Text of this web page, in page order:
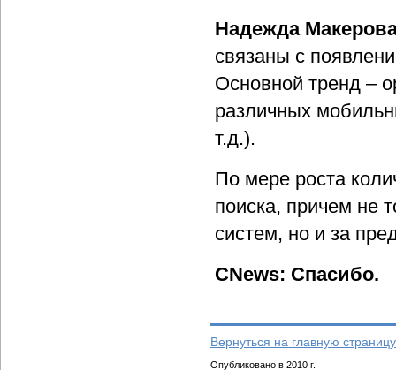
Надежда
связаны с
Основной тренд –
различных
т.д.).
По мере роста
поиска, причем не
систем, но и за
CNews: Спасибо.
Вернуться на главную
Опубликовано в 2010 г.